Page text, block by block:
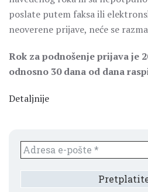
poslate putem faksa ili
neoverene prijave, neće se
Rok za podnošenje prijava je
odnosno 30 dana od dana
Detaljnije